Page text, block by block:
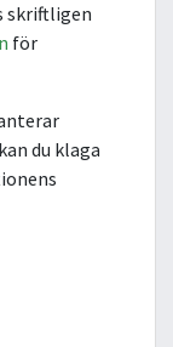
skriftligen
för
du klaga